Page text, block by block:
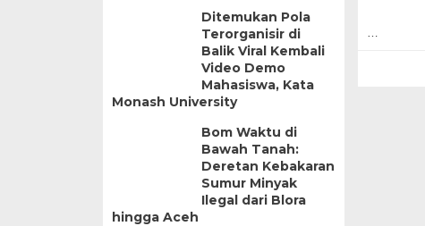
Ditemukan Pola
Terorganisir di
Balik Viral Kembali
Video Demo
Mahasiswa, Kata
Monash University
Bom Waktu di
Bawah Tanah:
Deretan Kebakaran
Sumur Minyak
Ilegal dari Blora
hingga Aceh
…